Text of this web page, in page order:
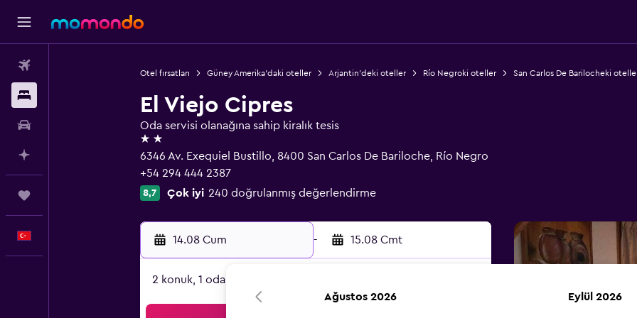
Otel fırsatları Güney Amerika'daki oteller Arjantin'deki oteller Río Negroki oteller San Carlos De Barilocheki
El Viejo Cipres
Oda servisi olanağına sahip kiralık tesis
2 yıldız
6346 Av. Exequiel Bustillo, 8400 San Carlos De Bariloche, Río Negro
+54 294 444 2387
8,7 Çok iyi 240 doğrulanmış değerlendirme
14.08 Cum - 15.08 Cmt
2 konuk, 1 oda
Ağustos 2026 Eylül 2026